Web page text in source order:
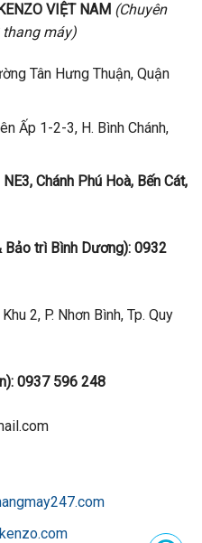
VIỆT NAM (Chuyên
máy)
Tân Hưng Thuận, Quận
Ấp 1-2-3, H. Bình Chánh,
Chánh Phú Hoà, Bến Cát,
Bảo trì Bình Dương): 0932
2, P. Nhơn Bình, Tp. Quy
0937 596 248